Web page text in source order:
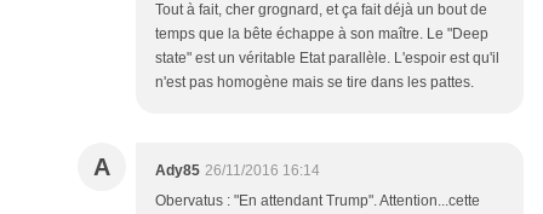
Tout à fait, cher grognard, et ça fait déjà un bout de
temps que la bête échappe à son maître. Le "Deep
state" est un véritable Etat parallèle. L'espoir est qu'il
n'est pas homogène mais se tire dans les pattes.
A Ady85 26/11/2016 16:14
Obervatus : "En attendant Trump". Attention...cette